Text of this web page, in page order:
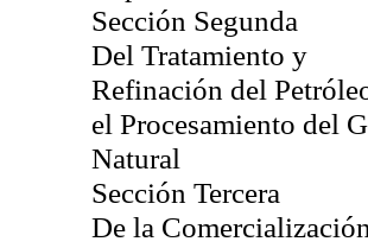
Sección Segunda
Del Tratamiento y
Refinación del
el Procesamiento del
Natural
Sección Tercera
De la